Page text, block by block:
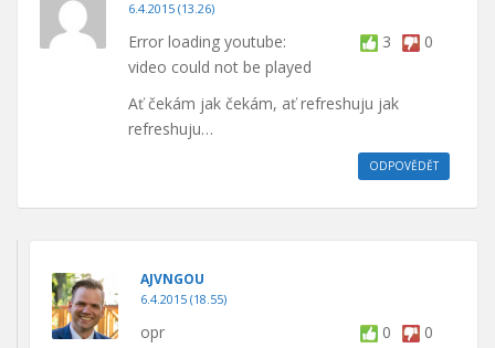
6.4.2015 (13.26)
3 0
Error loading youtube:
video could not be played
Ať čekám jak čekám, ať refreshuju jak
refreshuju…
ODPOVĚDĚT
AJVNGOU
6.4.2015 (18.55)
0 0
opr